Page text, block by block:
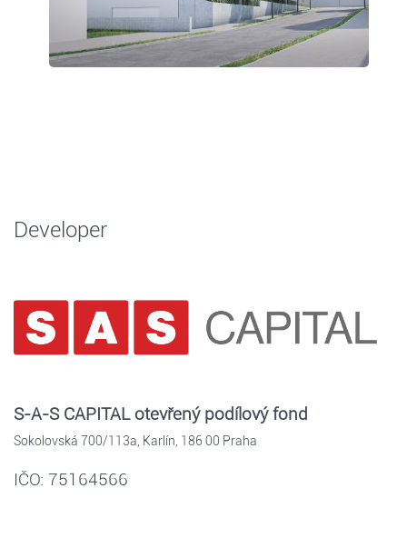
Developer
S-A-S CAPITAL otevřený podílový fond
Sokolovská 700/113a, Karlín, 186 00 Praha
IČO: 75164566